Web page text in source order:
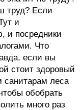
труд? Если
и
и посредники
Что
если вы
стоит здоровый
санитарам леса
обобрать
много раз